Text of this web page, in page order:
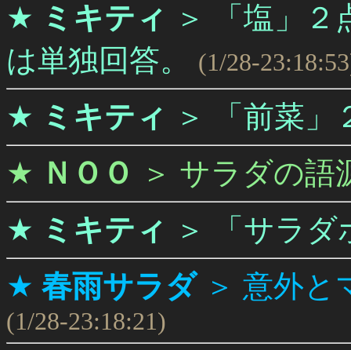
★ ミキティ ＞
「塩」
は単独回答。
(1/28-
★ ミキティ ＞
「前菜」
★ ＮＯＯ ＞ サラダの語
★ ミキティ ＞
「サラ
★ 春雨サラダ＞ 意外と
(1/28-23:18:21)